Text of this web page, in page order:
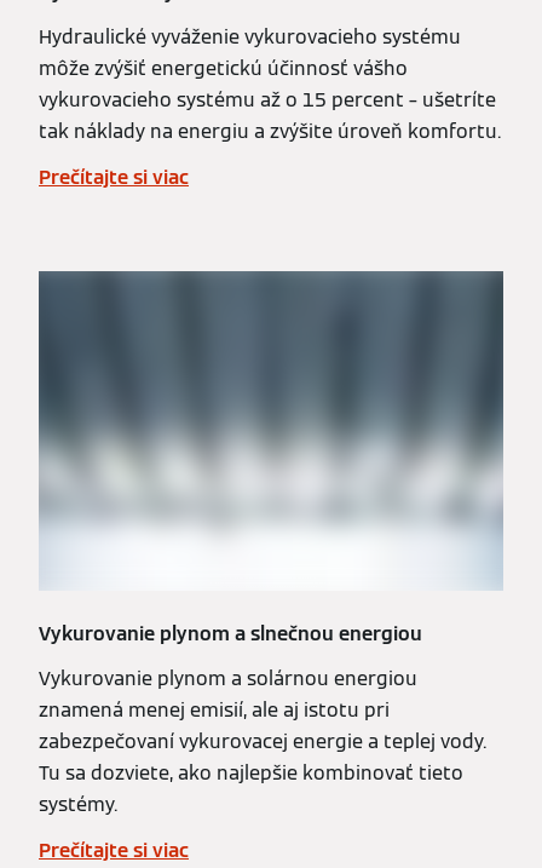
Hydraulické vyváženie vykurovacieho systému
môže zvýšiť energetickú účinnosť vášho
vykurovacieho systému až o 15 percent – ušetríte
tak náklady na energiu a zvýšite úroveň komfortu.
Prečítajte si viac
Vykurovanie plynom a slnečnou energiou
Vykurovanie plynom a solárnou energiou
znamená menej emisií, ale aj istotu pri
zabezpečovaní vykurovacej energie a teplej vody.
Tu sa dozviete, ako najlepšie kombinovať tieto
systémy.
Prečítajte si viac